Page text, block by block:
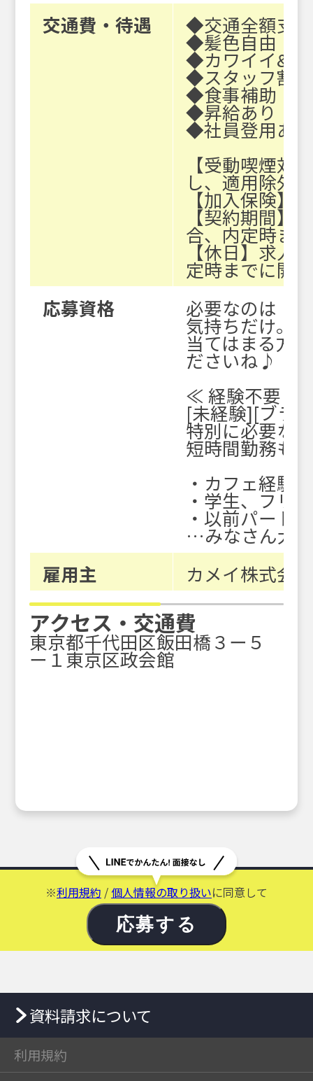
交通費・待遇
◆交通全額支給
◆髪色自由
◆カワイイ&カ
◆スタッフ割
◆食事補助
◆昇給あり
◆社員登用あり
【受動喫煙対
し、適用除外
【加入保険】
【契約期間】
合、内定時ま
【休日】求人
定時までに開
応募資格
必要なのは「
気持ちだけ。
当てはまる方
ださいね♪
≪ 経験不要！
[未経験][ブラ
特別に必要な
短時間勤務も
・カフェ経験
・学生、フリ
・以前パート
…みなさん大
雇用主
カメイ株式会社
アクセス・交通費
東京都千代田区飯田橋３ー５
ー１東京区政会館
※利用規約 / 個人情報の取り扱いに同意して
応募する
資料請求について
利用規約